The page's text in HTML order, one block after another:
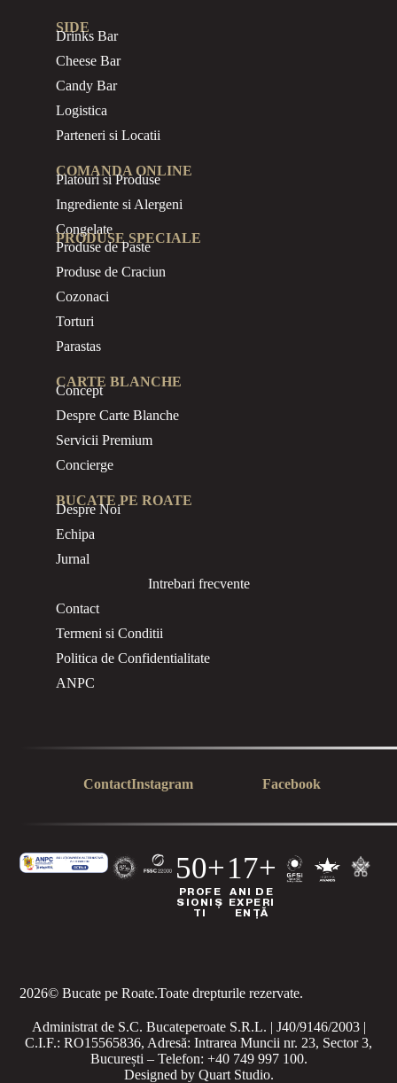
SIDE
Drinks Bar
Cheese Bar
Candy Bar
Logistica
Parteneri si Locatii
COMANDA ONLINE
Platouri si Produse
Ingrediente si Alergeni
Congelate
PRODUSE SPECIALE
Produse de Paste
Produse de Craciun
Cozonaci
Torturi
Parastas
CARTE BLANCHE
Concept
Despre Carte Blanche
Servicii Premium
Concierge
BUCATE PE ROATE
Despre Noi
Echipa
Jurnal
Intrebari frecvente
Contact
Termeni si Conditii
Politica de Confidentialitate
ANPC
ContactInstagram Facebook
50+
PROFE
SIONIȘ
TI
17+
ANI DE
EXPERI
ENȚĂ
2026© Bucate pe Roate.Toate drepturile rezervate.
Administrat de S.C. Bucateperoate S.R.L. | J40/9146/2003 |
C.I.F.: RO15565836, Adresă: Intrarea Muncii nr. 23, Sector 3,
București – Telefon: +40 749 997 100.
Designed by Quart Studio.